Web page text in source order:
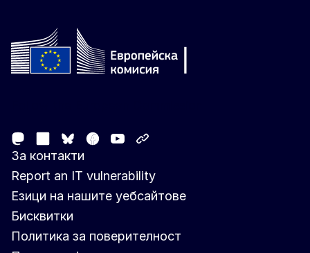
MastodonLinkedIn
Bluesky
Facebook
Youtube
За контакти
Report an IT vulnerability
Езици на нашите уебсайтове
Бисквитки
Политика за поверителност